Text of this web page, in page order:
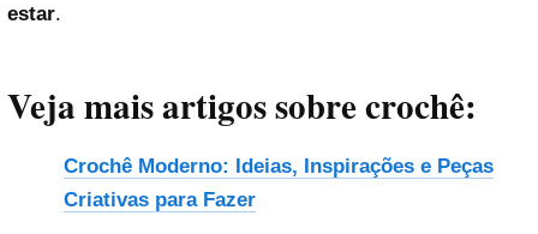
estar.
Veja mais artigos sobre crochê:
Crochê Moderno: Ideias, Inspirações e Peças
Criativas para Fazer